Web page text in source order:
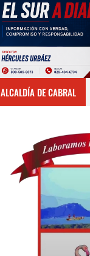
ALCALDÍA DE CABRAL